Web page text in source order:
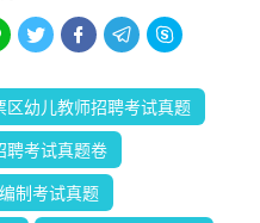
   
区幼儿教师招聘考试真题
聘考试真题卷
制考试真题